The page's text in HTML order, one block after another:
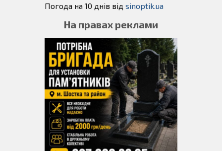
Погода на 10 днів від sinoptik.ua
На правах реклами